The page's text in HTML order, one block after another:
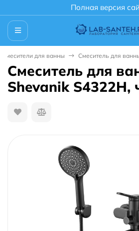
Полная версия
Смесители для ванны Смеситель для
Смеситель для
Shevanik S4322H,